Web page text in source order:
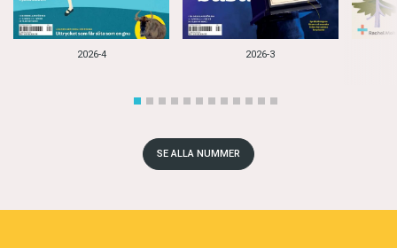
2026-4 2026-3
SE ALLA NUMMER